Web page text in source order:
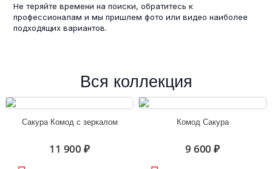
Не теряйте времени на поиски, обратитесь к
профессионалам и мы пришлем фото или видео наиболее
подходящих вариантов.
Вся коллекция
Сакура Комод с зеркалом
11 900 ₽
Комод Сакура
9 600 ₽